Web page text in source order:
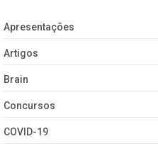
Apresentações
Artigos
Brain
Concursos
COVID-19